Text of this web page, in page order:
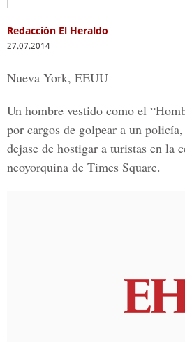
Redacción El Heraldo
27.07.2014
Nueva York, EEUU
Un hombre vestido como el
por cargos de golpear a un
dejase de hostigar a turistas en la
neoyorquina de Times Square.